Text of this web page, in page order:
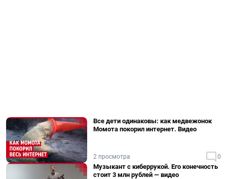
Все дети одинаковы: как медвежонок
Момота покорил интернет. Видео
2 просмотра 0
Музыкант с киберрукой. Его конечность
стоит 3 млн рублей — видео